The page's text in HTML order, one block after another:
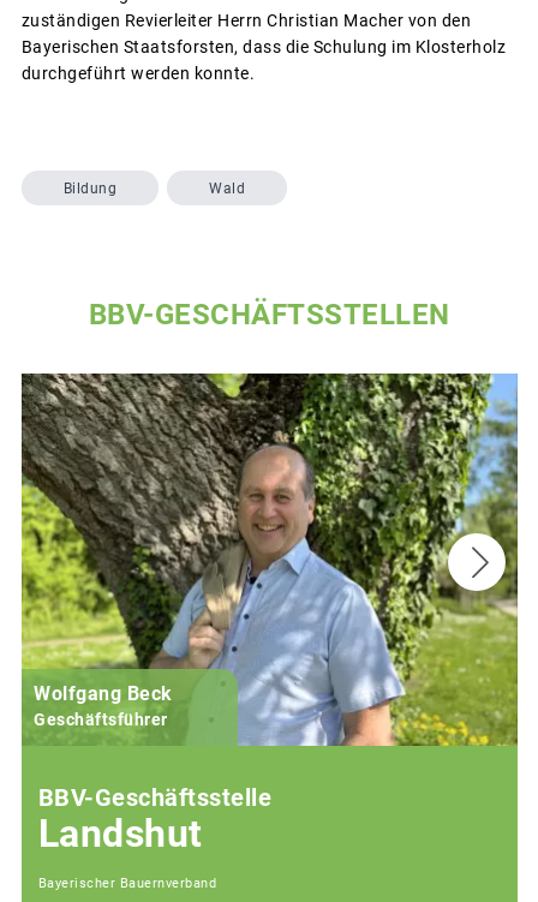
zuständigen Revierleiter Herrn Christian Macher von den
Bayerischen Staatsforsten, dass die Schulung im Klosterholz
durchgeführt werden konnte.
Bildung Wald
BBV-GESCHÄFTSSTELLEN
Wolfgang Beck
Geschäftsführer
BBV-Geschäftsstelle
Landshut
Bayerischer Bauernverband